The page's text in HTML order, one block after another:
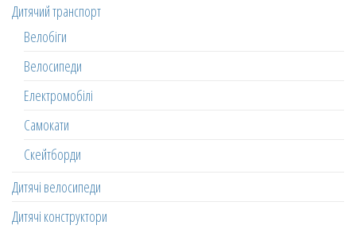
Дитячий транспорт
Велобіги
Велосипеди
Електромобілі
Самокати
Скейтборди
Дитячі велосипеди
Дитячі конструктори